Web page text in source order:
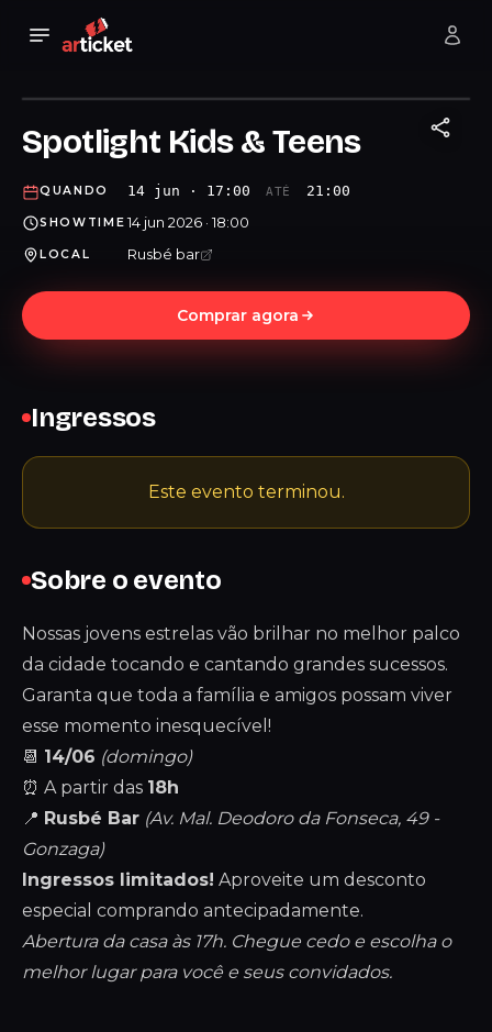
Spotlight Kids & Teens
QUANDO 14 jun · 17:00 ATÉ 21:00
SHOWTIME 14 jun 2026 · 18:00
LOCAL Rusbé bar
Comprar agora
Sobre o evento
Nossas jovens estrelas vão brilhar no melhor palco
da cidade tocando e cantando grandes sucessos.
Garanta que toda a família e amigos possam viver
esse momento inesquecível!
📆 14/06 (domingo)
⏰ A partir das 18h
📍 Rusbé Bar (Av. Mal. Deodoro da Fonseca, 49 -
Gonzaga)
Ingressos limitados! Aproveite um desconto
especial comprando antecipadamente.
Abertura da casa às 17h. Chegue cedo e escolha o
melhor lugar para você e seus convidados.
Ingressos
Este evento terminou.